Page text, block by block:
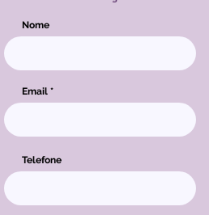
Nome
Email
Telefone